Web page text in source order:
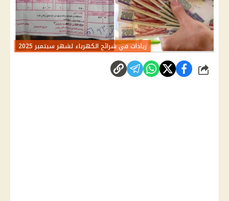
زيادات في شرائح الكهرباء لشهر سبتمبر 2025
شارك